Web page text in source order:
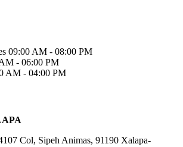
09:00 AM - 08:00 PM
- 06:00 PM
AM - 04:00 PM
Col, Sipeh Animas, 91190 Xalapa-